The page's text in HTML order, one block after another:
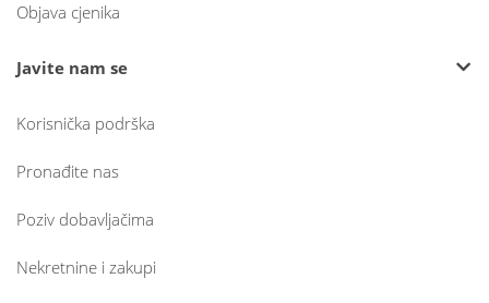
Objava cjenika
Javite nam se
Korisnička podrška
Pronađite nas
Poziv dobavljačima
Nekretnine i zakupi